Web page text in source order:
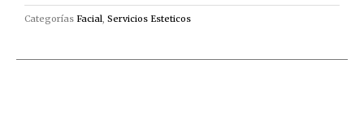
Categorías Facial, Servicios Esteticos